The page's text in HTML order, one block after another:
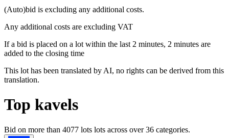
(Auto)bid is excluding any additional costs.
Any additional costs are excluding VAT
If a bid is placed on a lot within the last 2 minutes, 2 minutes are
added to the closing time
This lot has been translated by AI, no rights can be derived from this
translation.
Top kavels
Bid on more than 4077 lots lots across over36 categories.